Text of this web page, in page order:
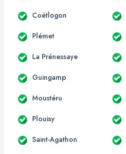
Coëtlogon
Plémet
La Prénessaye
Guingamp
Moustéru
Plouisy
Saint-Agathon